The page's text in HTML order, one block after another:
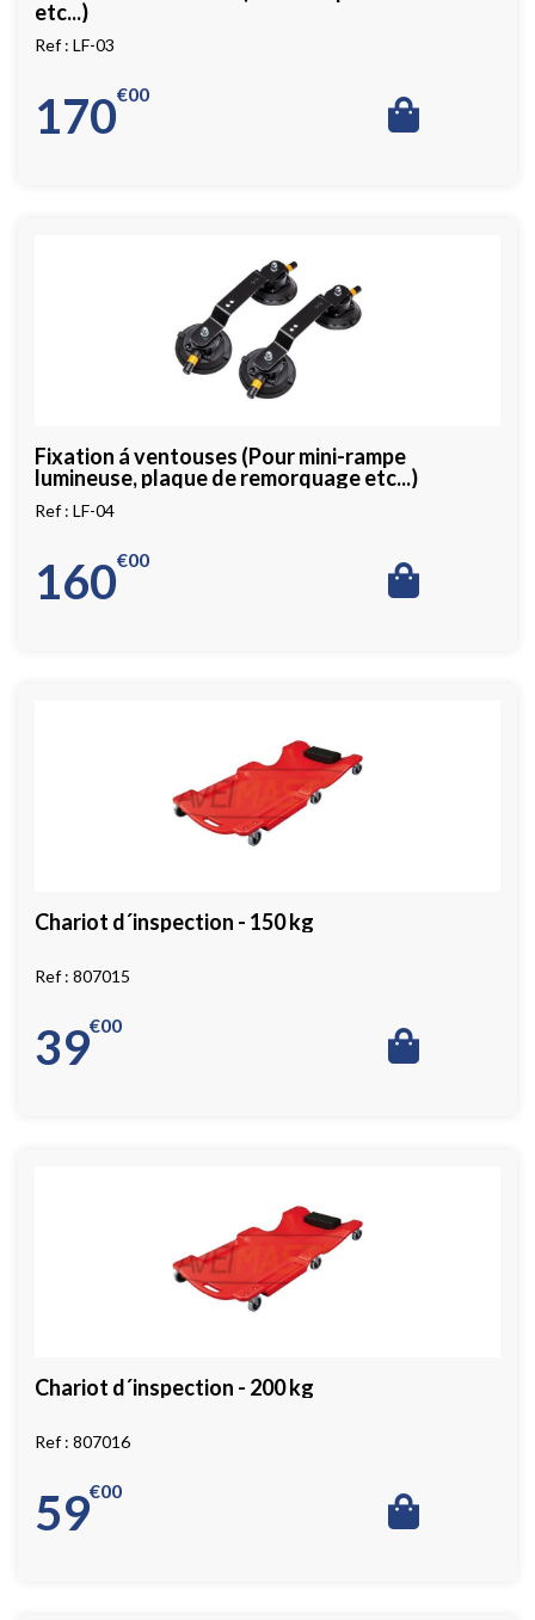
etc...)
LF-03
170 00
€
Fixation á ventouses (Pour mini-rampe
lumineuse, plaque de remorquage etc...)
LF-04
160 00
€
Chariot d´inspection - 150 kg
807015
39 00
€
Chariot d´inspection - 200 kg
807016
59 00
€